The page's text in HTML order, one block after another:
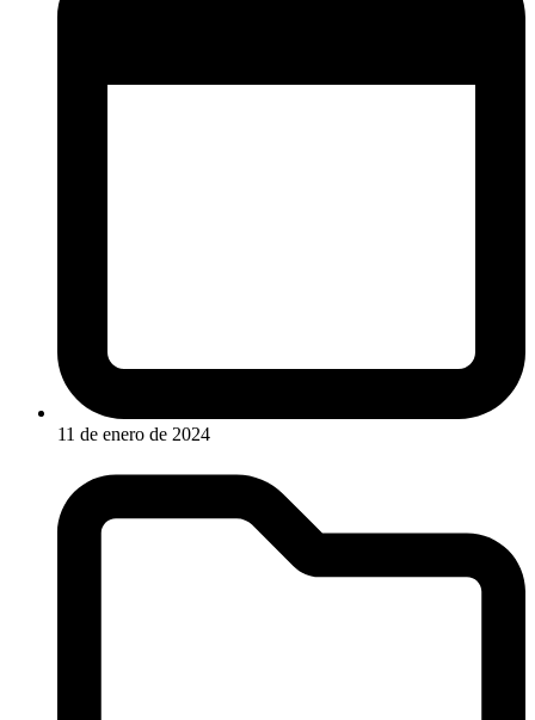
11 de enero de 2024